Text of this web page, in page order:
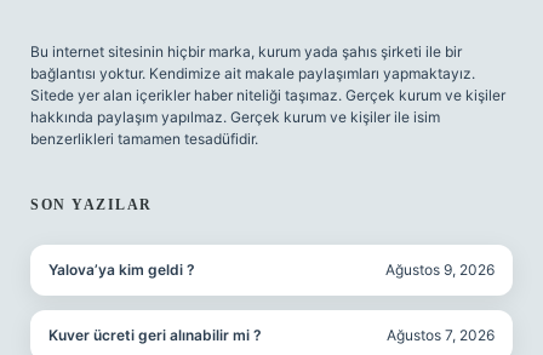
Bu internet sitesinin hiçbir marka, kurum yada şahıs şirketi ile bir
bağlantısı yoktur. Kendimize ait makale paylaşımları yapmaktayız.
Sitede yer alan içerikler haber niteliği taşımaz. Gerçek kurum ve kişiler
hakkında paylaşım yapılmaz. Gerçek kurum ve kişiler ile isim
benzerlikleri tamamen tesadüfidir.
SON YAZILAR
Yalova’ya kim geldi ? Ağustos 9, 2026
Kuver ücreti geri alınabilir mi ? Ağustos 7, 2026